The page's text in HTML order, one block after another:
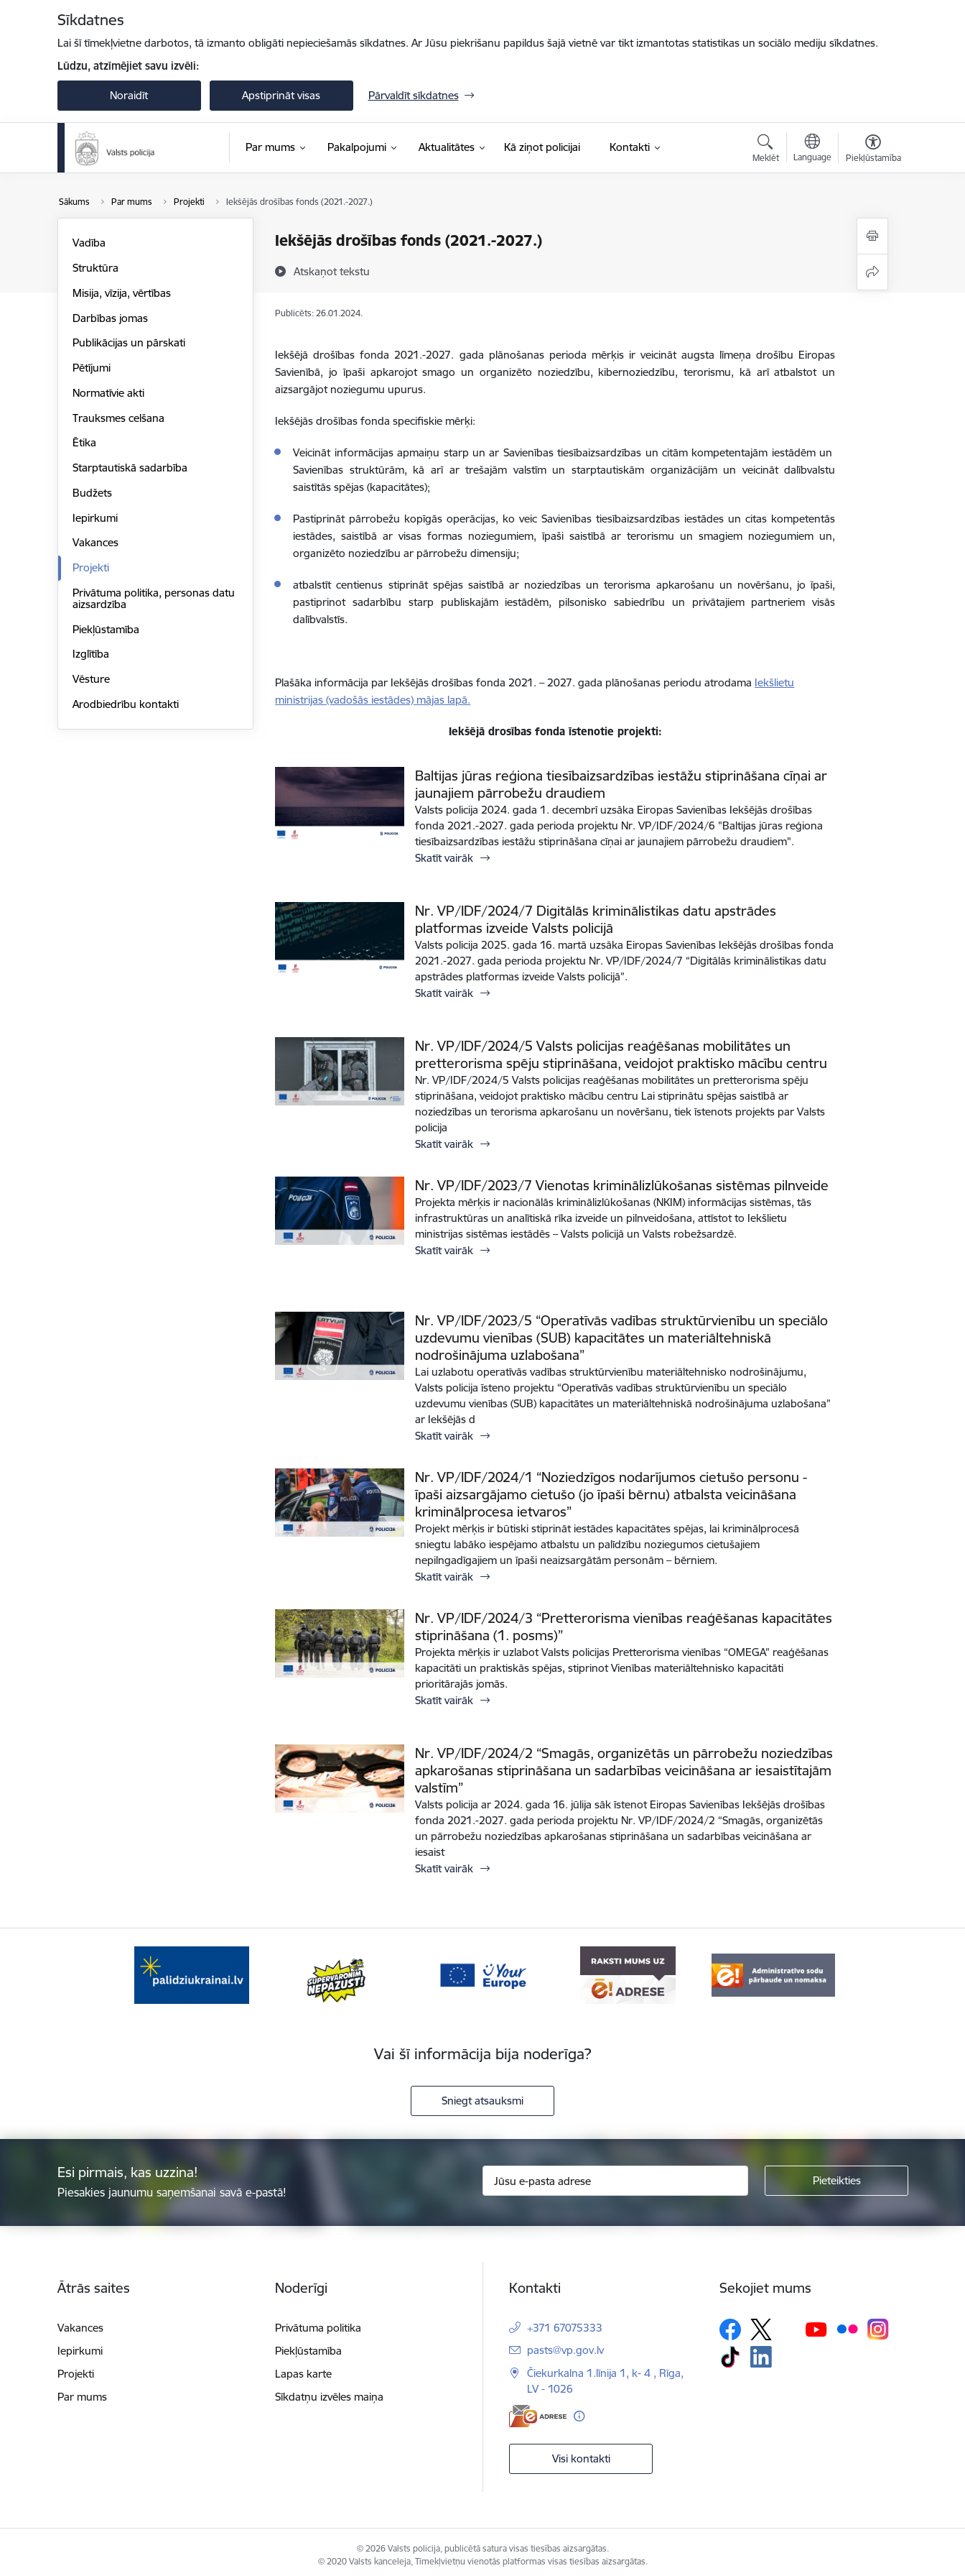
Sīkdatnes
Lai šī tīmekļvietne darbotos, tā izmanto obligāti nepieciešamās sīkdatnes. Ar Jūsu piekrišanu papildus šajā vietnē var tikt izmantotas statistikas un sociālo mediju sīkdatnes.
Lūdzu, atzīmējiet savu izvēli:
Noraidīt Apstiprināt visas Pārvaldīt sīkdatnes
Par mums Pakalpojumi Aktualitātes Kā ziņot policijai Kontakti
Meklēt Language Piekļūstamība
Sākums Par mums Projekti Iekšējās drošības fonds (2021.-2027.)
Iekšējās drošības fonds (2021.-2027.)
Atskaņot tekstu
Vadība
Struktūra
Misija, vīzija, vērtības
Darbības jomas
Publikācijas un pārskati
Pētījumi
Normatīvie akti
Trauksmes celšana
Ētika
Starptautiskā sadarbība
Budžets
Iepirkumi
Vakances
Projekti
Privātuma politika, personas datu
aizsardzība
Piekļūstamība
Izglītība
Vēsture
Arodbiedrību kontakti
Publicēts: 26.01.2024.
Iekšējā drošības fonda 2021.-2027. gada plānošanas perioda mērķis ir veicināt augsta līmeņa drošību Eiropas
Savienībā, jo īpaši apkarojot smago un organizēto noziedzību, kibernoziedzību, terorismu, kā arī atbalstot un
aizsargājot noziegumu upurus.
Iekšējās drošības fonda specifiskie mērķi:
Veicināt informācijas apmaiņu starp un ar Savienības tiesībaizsardzības un citām kompetentajām iestādēm un
Savienības struktūrām, kā arī ar trešajām valstīm un starptautiskām organizācijām un veicināt dalībvalstu
saistītās spējas (kapacitātes);
Pastiprināt pārrobežu kopīgās operācijas, ko veic Savienības tiesībaizsardzības iestādes un citas kompetentās
iestādes, saistībā ar visas formas noziegumiem, īpaši saistībā ar terorismu un smagiem noziegumiem un,
organizēto noziedzību ar pārrobežu dimensiju;
atbalstīt centienus stiprināt spējas saistībā ar noziedzības un terorisma apkarošanu un novēršanu, jo īpaši,
pastiprinot sadarbību starp publiskajām iestādēm, pilsonisko sabiedrību un privātajiem partneriem visās
dalībvalstīs.
Plašāka informācija par Iekšējās drošības fonda 2021. – 2027. gada plānošanas periodu atrodama Iekšlietu
ministrijas (vadošās iestādes) mājas lapā.
Iekšējā drosības fonda īstenotie projekti:
Baltijas jūras reģiona tiesībaizsardzības iestāžu stiprināšana cīņai ar
jaunajiem pārrobežu draudiem
Valsts policija 2024. gada 1. decembrī uzsāka Eiropas Savienības Iekšējās drošības
fonda 2021.-2027. gada perioda projektu Nr. VP/IDF/2024/6 "Baltijas jūras reģiona
tiesībaizsardzības iestāžu stiprināšana cīņai ar jaunajiem pārrobežu draudiem".
Skatīt vairāk
Nr. VP/IDF/2024/7 Digitālās kriminālistikas datu apstrādes
platformas izveide Valsts policijā
Valsts policija 2025. gada 16. martā uzsāka Eiropas Savienības Iekšējās drošības fonda
2021.-2027. gada perioda projektu Nr. VP/IDF/2024/7 “Digitālās kriminālistikas datu
apstrādes platformas izveide Valsts policijā”.
Skatīt vairāk
Nr. VP/IDF/2024/5 Valsts policijas reaģēšanas mobilitātes un
pretterorisma spēju stiprināšana, veidojot praktisko mācību centru
Nr. VP/IDF/2024/5 Valsts policijas reaģēšanas mobilitātes un pretterorisma spēju
stiprināšana, veidojot praktisko mācību centru Lai stiprinātu spējas saistībā ar
noziedzības un terorisma apkarošanu un novēršanu, tiek īstenots projekts par Valsts
policija
Skatīt vairāk
Nr. VP/IDF/2023/7 Vienotas kriminālizlūkošanas sistēmas pilnveide
Projekta mērķis ir nacionālās kriminālizlūkošanas (NKIM) informācijas sistēmas, tās
infrastruktūras un analītiskā rīka izveide un pilnveidošana, attīstot to Iekšlietu
ministrijas sistēmas iestādēs – Valsts policijā un Valsts robežsardzē.
Skatīt vairāk
Nr. VP/IDF/2023/5 “Operatīvās vadības struktūrvienību un speciālo
uzdevumu vienības (SUB) kapacitātes un materiāltehniskā
nodrošinājuma uzlabošana”
Lai uzlabotu operatīvās vadības struktūrvienību materiāltehnisko nodrošinājumu,
Valsts policija īsteno projektu “Operatīvās vadības struktūrvienību un speciālo
uzdevumu vienības (SUB) kapacitātes un materiāltehniskā nodrošinājuma uzlabošana”
ar Iekšējās d
Skatīt vairāk
Nr. VP/IDF/2024/1 “Noziedzīgos nodarījumos cietušo personu -
īpaši aizsargājamo cietušo (jo īpaši bērnu) atbalsta veicināšana
kriminālprocesa ietvaros”
Projekt mērķis ir būtiski stiprināt iestādes kapacitātes spējas, lai kriminālprocesā
sniegtu labāko iespējamo atbalstu un palīdzību noziegumos cietušajiem
nepilngadīgajiem un īpaši neaizsargātām personām – bērniem.
Skatīt vairāk
Nr. VP/IDF/2024/3 “Pretterorisma vienības reaģēšanas kapacitātes
stiprināšana (1. posms)”
Projekta mērķis ir uzlabot Valsts policijas Pretterorisma vienības “OMEGA” reaģēšanas
kapacitāti un praktiskās spējas, stiprinot Vienības materiāltehnisko kapacitāti
prioritārajās jomās.
Skatīt vairāk
Nr. VP/IDF/2024/2 “Smagās, organizētās un pārrobežu noziedzības
apkarošanas stiprināšana un sadarbības veicināšana ar iesaistītajām
valstīm”
Valsts policija ar 2024. gada 16. jūlija sāk īstenot Eiropas Savienības Iekšējās drošības
fonda 2021.-2027. gada perioda projektu Nr. VP/IDF/2024/2 “Smagās, organizētās
un pārrobežu noziedzības apkarošanas stiprināšana un sadarbības veicināšana ar
iesaist
Skatīt vairāk
Vai šī informācija bija noderīga?
Sniegt atsauksmi
Esi pirmais, kas uzzina!
Piesakies jaunumu saņemšanai savā e-pastā!
Ātrās saites
Vakances
Iepirkumi
Projekti
Par mums
Noderīgi
Privātuma politika
Piekļūstamība
Lapas karte
Sīkdatņu izvēles maiņa
Kontakti
+371 67075333
E-pasts:
pasts@vp.gov.lv
Čiekurkalna 1.līnija 1, k- 4 , Rīga,
LV - 1026
Visi kontakti
Sekojiet mums
© 2026 Valsts policija, publicētā satura visas tiesības aizsargātas.
© 2020 Valsts kanceleja, Tīmekļvietņu vienotās platformas visas tiesības aizsargātas.